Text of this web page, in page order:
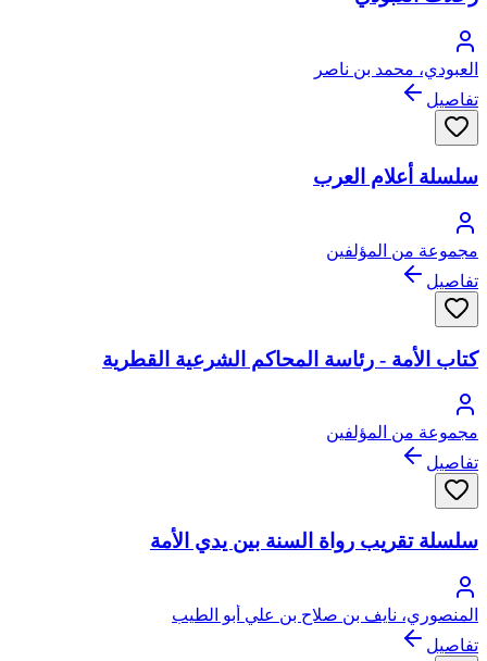
العبودي، محمد بن ناصر
تفاصيل
سلسلة أعلام العرب
مجموعة من المؤلفين
تفاصيل
كتاب الأمة - رئاسة المحاكم الشرعية القطرية
مجموعة من المؤلفين
تفاصيل
سلسلة تقريب رواة السنة بين يدي الأمة
المنصوري، نايف بن صلاح بن علي أبو الطيب
تفاصيل